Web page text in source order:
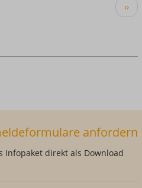
››
anfordern
Infopaket direkt als Download